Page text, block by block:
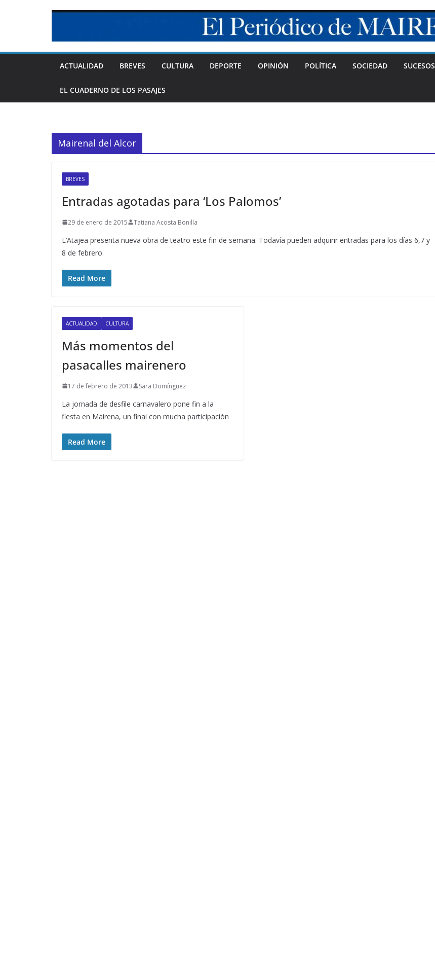
ACTUALIDAD BREVES CULTURA DEPORTE OPINIÓN POLÍTICA SOCIEDAD SUCESOS
EL CUADERNO DE LOS PASAJES
Mairenal del Alcor
BREVES
Entradas agotadas para ‘Los Palomos’
29 de enero de 2015 Tatiana Acosta Bonilla
L’Atajea presenta nueva obra de teatro este fin de semana. Todavía pueden adquirir entradas para los días 6,7 y
8 de febrero.
Read More
ACTUALIDAD CULTURA
Más momentos del
pasacalles mairenero
17 de febrero de 2013 Sara Domínguez
La jornada de desfile carnavalero pone fin a la
fiesta en Mairena, un final con mucha participación
Read More